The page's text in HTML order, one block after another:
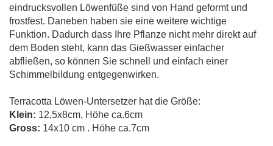
eindrucksvollen Löwenfüße sind von Hand geformt und
frostfest. Daneben haben sie eine weitere wichtige
Funktion. Dadurch dass Ihre Pflanze nicht mehr direkt auf
dem Boden steht, kann das Gießwasser einfacher
abfließen, so können Sie schnell und einfach einer
Schimmelbildung entgegenwirken.
Terracotta Löwen-Untersetzer hat die Größe:
Klein: 12,5x8cm, Höhe ca.6cm
Gross: 14x10 cm . Höhe ca.7cm